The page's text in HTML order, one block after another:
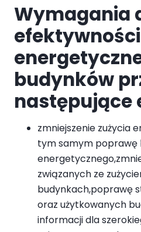
Wymagania
efektywności
budynków
następujące
zmniejszenie zużycia
tym samym poprawę
związanych ze
budynkach,poprawę
oraz użytkowanych
informacji dla